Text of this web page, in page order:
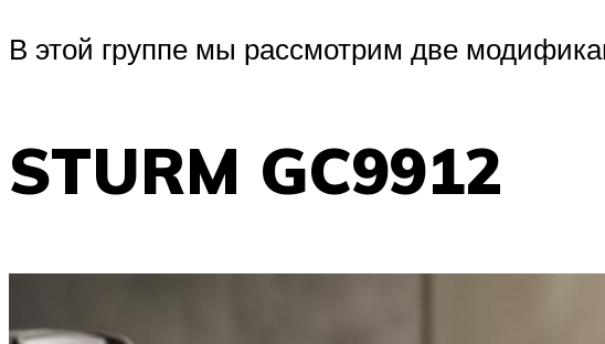
В этой группе мы рассмотрим две
STURM GC9912